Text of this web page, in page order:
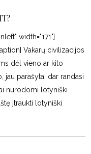
width="171"]
Vakarų civilizacijos
dėl vieno ar kito
jau parašyta, dar randasi
nurodomi lotyniški
įtraukti lotyniški